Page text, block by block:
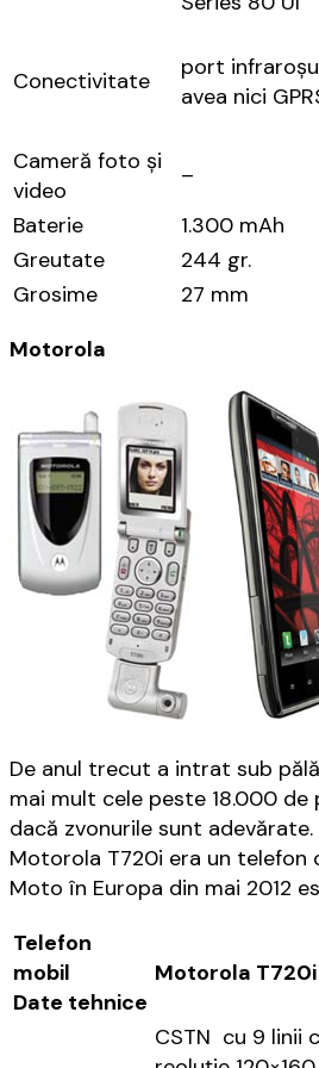
Conectivitate
port
avea nici
Cameră foto și
video
–
Baterie
1.300 mAh
Greutate
244 gr.
Grosime
27 mm
Motorola
De anul trecut a intrat sub
mai mult cele peste 18.000
dacă zvonurile sunt
Motorola T720i era un telefon
Moto în Europa din mai 2012
Telefon
mobil
Date tehnice
Motorola T720i
CSTN cu 9 linii